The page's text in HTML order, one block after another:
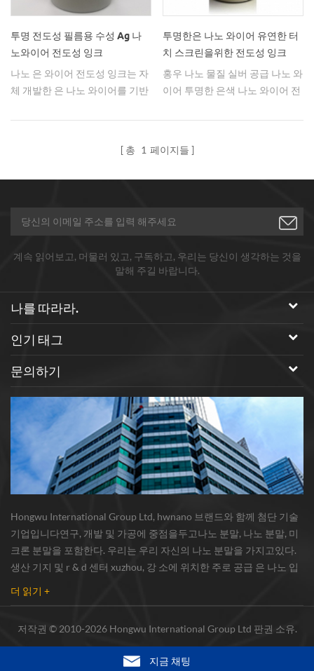
투명 전도성 필름용 수성 Ag 나
노와이어 전도성 잉크
나노 은 와이어 전도성 잉크는 자
체 개발한 은 나노 와이어를 기반
계 및 제조한 투명 전도성 잉크로
조절 가능합니다. AgNW 전도성
투명 전도성 필름을 Ag 나노와이
어 잉크로 만든 뒤 터치 모듈로 만
심 기술이 됐다.
투명한은 나노 와이어 유연한 터
치 스크린을위한 전도성 잉크
홍우 나노 물질 실버 공급 나노 와
이어 투명한 은색 나노 와이어 전
3 ㎛. 이와 같은 고형분 25 ° C는
연성 및 접착력, 환경 친화적 인
총 1 페이지들
계속 읽어보고, 머물러 있고, 구독하고, 우리는 당신이 생각하는 것을
말해 주길 바랍니다.
나를 따라라.
인기 태그
문의하기
Hongwu International Group Ltd, hwnano 브랜드와 함께 첨단 기술
기업입니다연구, 개발 및 가공에 중점을두고나노 분말, 나노 분말, 미
크론 분말을 포함한다. 우리는 우리 자신의 나노 분말을 가지고있다.
생산 기지 및 r & d 센터 xuzhou, 강 소에 위치한 주로 공급 은 나노 입
하게 유명한 연구와 협력했다.대학, 국내 선도 기술 공장 및 국립 연구
더 읽기 +
저작권 © 2010-2026 Hongwu International Group Ltd 판권 소유.
지금 채팅